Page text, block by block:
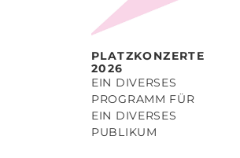
PLATZKONZERTE
2026
EIN DIVERSES
PROGRAMM FÜR
EIN DIVERSES
PUBLIKUM